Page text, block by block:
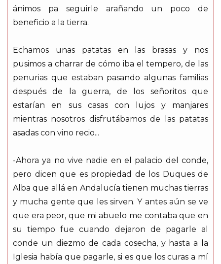
ánimos pa seguirle arañando un poco de
beneficio a la tierra.
Echamos unas patatas en las brasas y nos
pusimos a charrar de cómo iba el tempero, de las
penurias que estaban pasando algunas familias
después de la guerra, de los señoritos que
estarían en sus casas con lujos y manjares
mientras nosotros disfrutábamos de las patatas
asadas con vino recio...
-Ahora ya no vive nadie en el palacio del conde,
pero dicen que es propiedad de los Duques de
Alba que allá en Andalucía tienen muchas tierras
y mucha gente que les sirven. Y antes aún se ve
que era peor, que mi abuelo me contaba que en
su tiempo fue cuando dejaron de pagarle al
conde un diezmo de cada cosecha, y hasta a la
Iglesia había que pagarle, si es que los curas a mí